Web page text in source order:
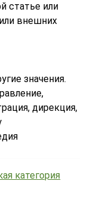
статье или
внешних
значения.
дирекция,
категория